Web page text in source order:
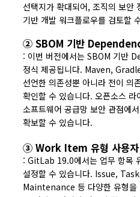
선택지가 확대되어, 조직의 보안
기반 개발 워크플로우를 검토할
② SBOM 기반
: 이번 버전에서는 SBOM 기반
정식 제공됩니다. Maven,
선언한 의존성뿐 아니라 전이 의
확인할 수 있습니다. 오픈소스
소프트웨어 공급망 보안 관점에
확보할 수 있습니다.
③ Work Item 유형 사용자
: GitLab 19.0에서는 업무 항목
설정할 수 있습니다. Issue,
Maintenance 등 다양한 유형을